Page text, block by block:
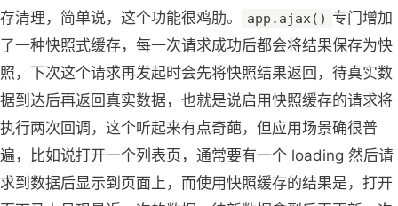
存清理，简单说，这个功能很鸡肋。
app.ajax() 专门增加
了一种快照式缓存，每一次请求成功后都会将结果保存为快
照，下次这个请求再发起时会先将快照结果返回，待真实数
据到达后再返回真实数据，也就是说启用快照缓存的请求将
执行两次回调，这个听起来有点奇葩，但应用场景确很普
遍，比如说打开一个列表页，通常要有一个 loading 然后请
求到数据后显示到页面上，而使用快照缓存的结果是，打开